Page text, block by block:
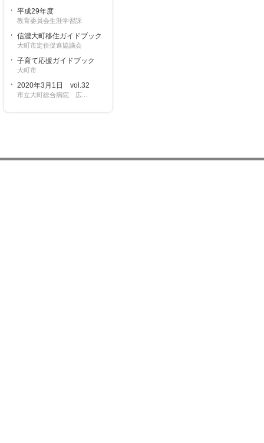
平成29年度
教育委員会生涯学習課
信濃大町移住ガイドブック
大町市定住促進協議会
子育て応援ガイドブック
大町市
2020年3月1日 vol.32
市立大町総合病院 広...